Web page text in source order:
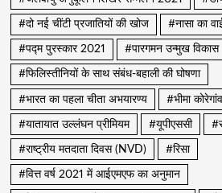
#दो नई चींटी प्रजातियों की खोज #नासा का
#पद्म पुरस्कार 2021 #पारगमन उन्मुख विकास
#फिलिस्तीनियों के साथ संबंध-बहाली की घोषणा
#भारत का पहला चीता अभयारण्य #भीमा
#यातायात उल्लंघन प्रीमियम #यूपीएससी
#राष्ट्रीय मतदाता दिवस (NVD) #रिसा
#वित्त वर्ष 2021 में आईएमएफ का अनुमान